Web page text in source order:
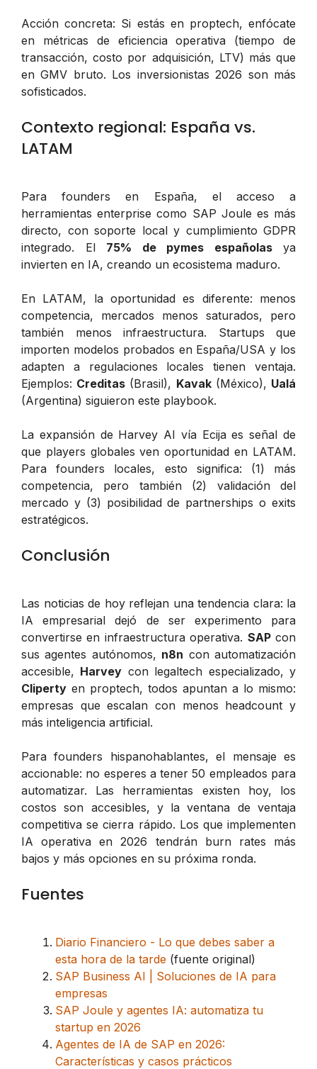
Acción concreta: Si estás en proptech, enfócate
en métricas de eficiencia operativa (tiempo de
transacción, costo por adquisición, LTV) más que
en GMV bruto. Los inversionistas 2026 son más
sofisticados.
Contexto regional: España vs.
LATAM
Para founders en España, el acceso a
herramientas enterprise como SAP Joule es más
directo, con soporte local y cumplimiento GDPR
integrado. El 75% de pymes españolasya
invierten en IA, creando un ecosistema maduro.
En LATAM, la oportunidad es diferente: menos
competencia, mercados menos saturados, pero
también menos infraestructura. Startups que
importen modelos probados en España/USA y los
adapten a regulaciones locales tienen ventaja.
Ejemplos: Creditas (Brasil), Kavak(México), Ualá
(Argentina) siguieron este playbook.
La expansión de Harvey AI vía Ecija es señal de
que players globales ven oportunidad en LATAM.
Para founders locales, esto significa: (1) más
competencia, pero también (2) validación del
mercado y (3) posibilidad de partnerships o exits
estratégicos.
Conclusión
Las noticias de hoy reflejan una tendencia clara: la
IA empresarial dejó de ser experimento para
convertirse en infraestructura operativa. SAPcon
sus agentes autónomos, n8n con automatización
accesible, Harvey con legaltech especializado, y
Cliperty en proptech, todos apuntan a lo mismo:
empresas que escalan con menos headcount y
más inteligencia artificial.
Para founders hispanohablantes, el mensaje es
accionable: no esperes a tener 50 empleados para
automatizar. Las herramientas existen hoy, los
costos son accesibles, y la ventana de ventaja
competitiva se cierra rápido. Los que implementen
IA operativa en 2026 tendrán burn rates más
bajos y más opciones en su próxima ronda.
Fuentes
Diario Financiero - Lo que debes saber a
esta hora de la tarde (fuente original)
SAP Business AI | Soluciones de IA para
empresas
SAP Joule y agentes IA: automatiza tu
startup en 2026
Agentes de IA de SAP en 2026:
Características y casos prácticos